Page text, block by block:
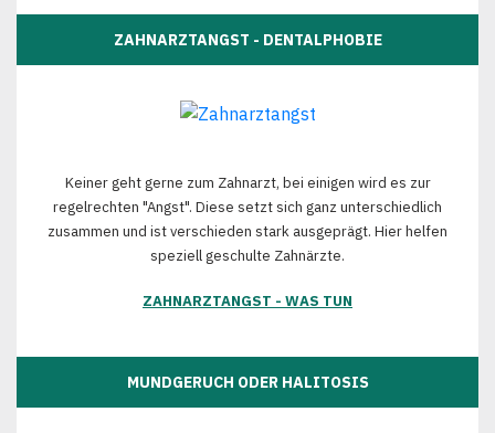
ZAHNARZTANGST - DENTALPHOBIE
Keiner geht gerne zum Zahnarzt, bei einigen wird es zur
regelrechten "Angst". Diese setzt sich ganz unterschiedlich
zusammen und ist verschieden stark ausgeprägt. Hier helfen
speziell geschulte Zahnärzte.
ZAHNARZTANGST - WAS TUN
MUNDGERUCH ODER HALITOSIS